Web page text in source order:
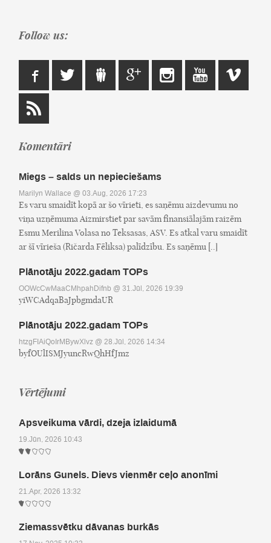
Follow us:
Komentāri
Miegs – salds un nepieciešams
Marilyn Wallace @ 03.Aug, 2026 17:23
Es varu smaidīt kopā ar šo vīrieti, es saņēmu aizdevumu no
viņa uzņēmuma Aizmirstiet par savām finansiālajām raizēm
Esmu Merilina Volasa no Teksasas, ASV. Es atkal varu smaidīt
ar šī vīrieša (Ričarda Fēliksa) palīdzību. Es saņēmu [..]
Plānotāju 2022.gadam TOPs
OOWcCwMaaCMhpahDifnb @ 31.Jūl, 2026 19:39
yiWCAdqaBaJpbgmdaUR
Plānotāju 2022.gadam TOPs
htzgFIAiQoIrMBywXlvz @ 28.Jūl, 2026 14:34
byfOUlISMJyuncRwQhHfJmz
Vērtējumi
Apsveikuma vārdi, dzeja izlaidumā
19.Jūn, 2026 10:43
Lorāns Gunels. Dievs vienmēr ceļo anonīmi
21.Apr, 2026 13:32
Ziemassvētku dāvanas burkās